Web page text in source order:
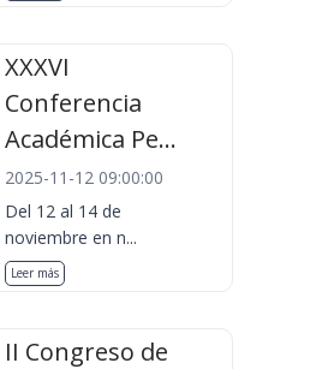
XXXVI
Conferencia
Académica Pe...
2025-11-12 09:00:00
Del 12 al 14 de
noviembre en n...
Leer más
II Congreso de